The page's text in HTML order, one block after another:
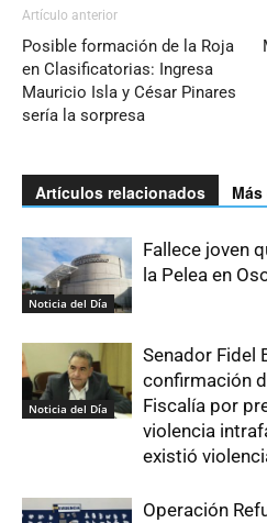
Artículo anterior
Posible formación de la Roja
en Clasificatorias: Ingresa
Mauricio Isla y César Pinares
sería la sorpresa
Artículos relacionados
Noticia del Día
Fallece joven
la Pelea en
Noticia del Día
Senador Fidel
confirmación
Fiscalía por
violencia
existió
Operación